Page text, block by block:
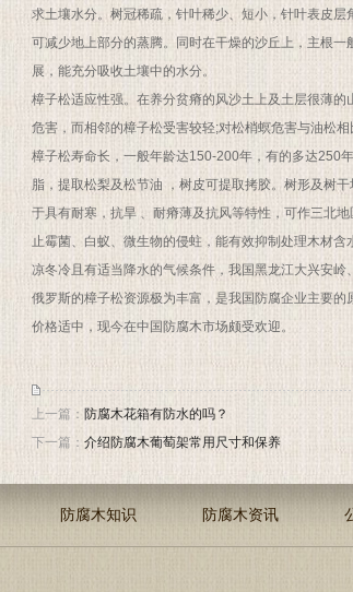
求土壤水分。树冠稀疏，针叶稀少、短小，针叶表皮
可减少地上部分的蒸腾。同时在干燥的沙丘上，主根
展，能充分吸收土壤中的水分。
樟子松适应性强。在养分贫瘠的风沙土上及土层很薄
危害，而相邻的樟子松受害较轻;对松梢螟危害与油松相
樟子松寿命长，一般年龄达150-200年，有的多达250
脂，提取松梨及松节油 ，树皮可提取拷胶。树形及树
于具有耐寒，抗旱 、耐瘠薄及抗风等特性，可作三北
止霉菌、白蚁、微生物的侵蛀，能有效抑制处理木材
凉冬冷且有适当降水的气候条件，我国黑龙江大兴安岭
俄罗斯的樟子松资源极为丰富，是我国防腐企业主要
价格适中，现今在中国防腐木市场颇受欢迎。
上一篇： 防腐木花箱有防水的吗？
下一篇： 介绍防腐木葡萄架常用尺寸和保养
防腐木知识 防腐木资讯